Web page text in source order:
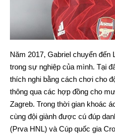
Năm 2017, Gabriel chuyển
trong sự nghiệp của mình. Tại
thích nghi bằng cách chơi cho
thông qua các hợp đồng cho
Zagreb. Trong thời gian khoác
cùng đội giành được cú đúp
(Prva HNL) và Cúp quốc gia